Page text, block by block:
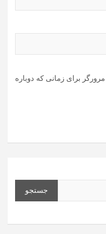
برای زمانی که دوباره
جستجو